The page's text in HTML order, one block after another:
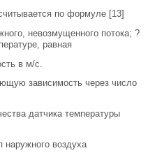
по формуле [13]
невозмущенного потока; ?
равная
в м/с.
зависимость через число
датчика температуры